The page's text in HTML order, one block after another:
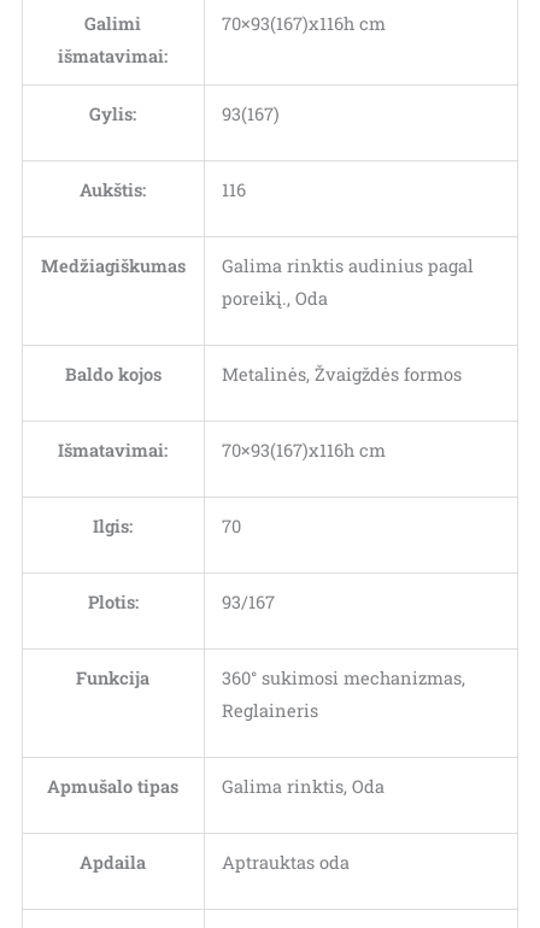
Galimi
išmatavimai:
70×93(167)x116h cm
Gylis: 93(167)
Aukštis: 116
Medžiagiškumas
Galima rinktis audinius pagal
poreikį., Oda
Baldo kojos Metalinės, Žvaigždės formos
Išmatavimai: 70×93(167)x116h cm
Ilgis: 70
Plotis: 93/167
Funkcija
360° sukimosi mechanizmas,
Reglaineris
Apmušalo tipas Galima rinktis, Oda
Apdaila Aptrauktas oda